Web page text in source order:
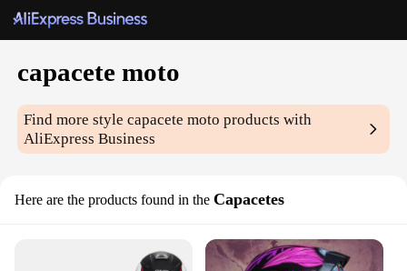
capacete moto
Find more stylecapacete moto products with
AliExpress Business
Here are the products found in the Capacetes